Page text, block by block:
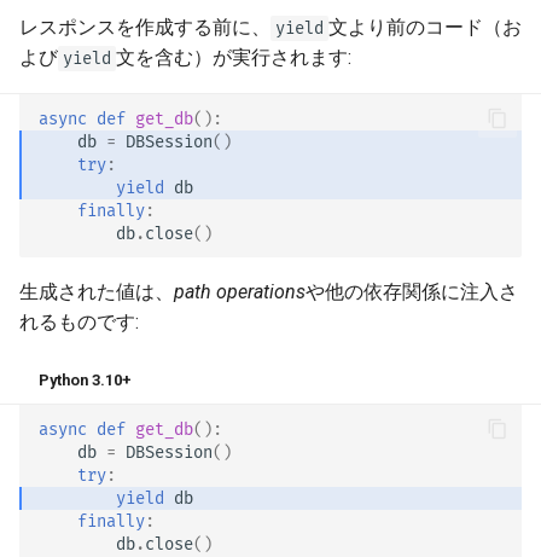
WebSockets
Lifespan イベント
WebSocket のテスト
イベントのテスト: lifespan
と startup - shutdown
依存関係のオーバーライドに
よるテスト
設定と環境変数
OpenAPI コールバック
OpenAPI の Webhook
Security Tools
Static Files - StaticFiles
Templating - Jinja2Templates
Test Client - TestClient
レスポンスを作成する前に、 yield 文より前のコード（お
よび yield 文を含む）が実行されます:
async def get_db():
db = DBSession()
try:
yield
db
finally:
db.close()
生成された値は、 path operationsや他の依存関係に注入さ
れるものです:
Python 3.10+
async def get_db():
db = DBSession()
try:
yield
db
finally:
db.close()